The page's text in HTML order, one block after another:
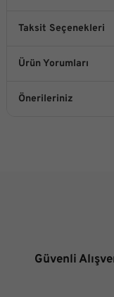
Taksit Seçenekleri
Ürün Yorumları
Önerileriniz
Ürün fiyatı diğer
Güvenli